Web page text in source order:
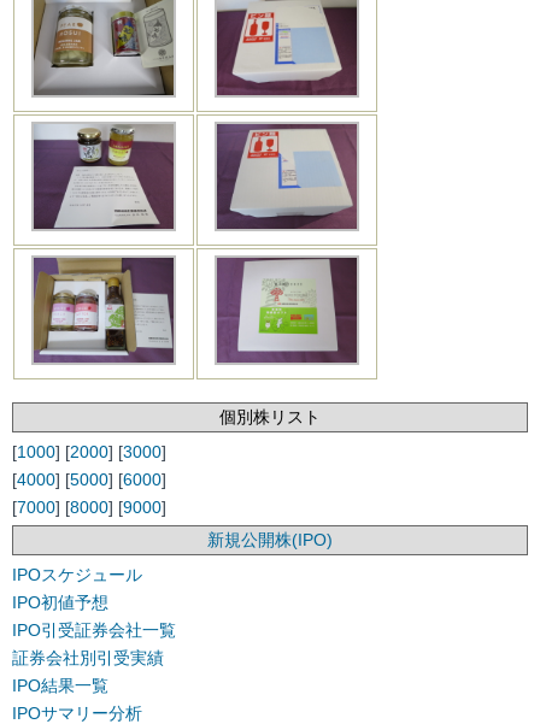
個別株リスト
[1000] [2000] [3000]
[4000] [5000] [6000]
[7000] [8000] [9000]
新規公開株(IPO)
IPOスケジュール
IPO初値予想
IPO引受証券会社一覧
証券会社別引受実績
IPO結果一覧
IPOサマリー分析